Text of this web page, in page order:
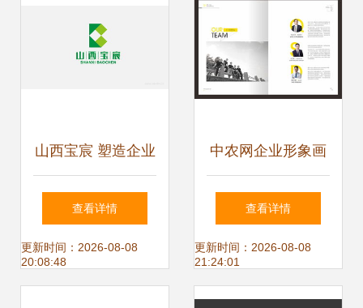
山西宝宸 塑造企业
形象的艺术与科学
查看详情
更新时间：2026-08-08
20:08:48
中农网企业形象画
册设计 构建品牌核
心价值，赋能数字
农业新篇章
查看详情
更新时间：2026-08-08
21:24:01